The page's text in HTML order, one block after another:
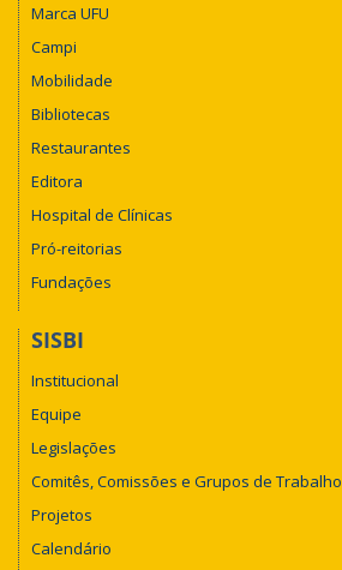
Marca UFU
Campi
Mobilidade
Bibliotecas
Restaurantes
Editora
Hospital de Clínicas
Pró-reitorias
Fundações
SISBI
Institucional
Equipe
Legislações
Comitês, Comissões e Grupos de Trabalho
Projetos
Calendário